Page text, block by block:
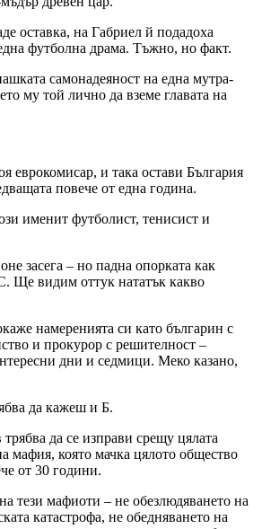
оставка, на Габриел й подадоха
футболна драма. Тъжно, но факт.
самонадеяност на една мутра-
му той лично да вземе главата на
еврокомисар, и така остави България
повече от една година.
именит футболист, тенисист и
засега – но падна опорката как
Ще видим оттук нататък какво
намеренията си като българин с
и прокурор с решителност –
дни и седмици. Меко казано,
да кажеш и Б.
да се изправи срещу цялата
мафия, която мачка цялото общество
от 30 години.
тези мафиоти – не обезлюдяването на
катастрофа, не обедняването на